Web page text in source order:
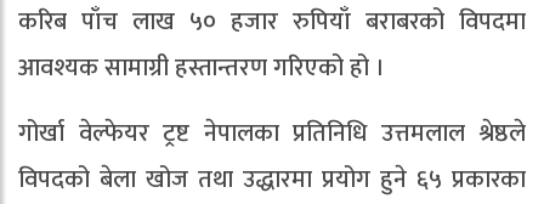
करिब पाँच लाख ५० हजार रुपियाँ बराबरको विपदमा
आवश्यक सामाग्री हस्तान्तरण गरिएको हो ।
गोर्खा वेल्फेयर ट्रष्ट नेपालका प्रतिनिधि उत्तमलाल श्रेष्ठले
विपदको बेला खोज तथा उद्धारमा प्रयोग हुने ६५ प्रकारका